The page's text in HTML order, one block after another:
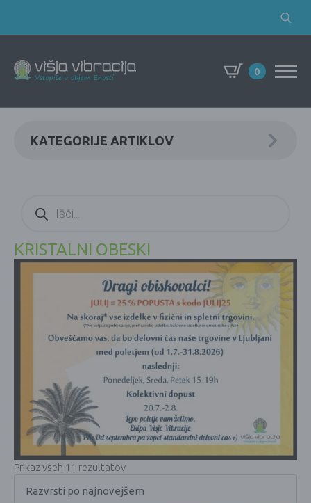
Search
0
KATEGORIJE ARTIKLOV
search
KRISTALNI OBESKI
Prikaz vseh 11 rezultatov